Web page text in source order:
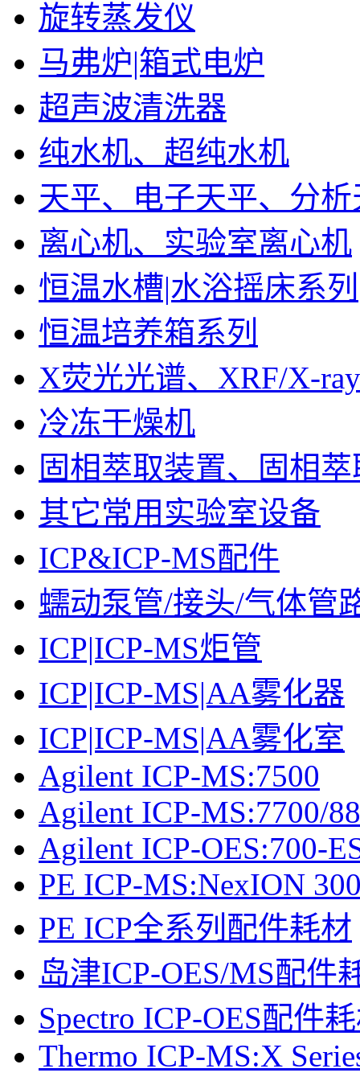
旋转蒸发仪
马弗炉|箱式电炉
超声波清洗器
纯水机、超纯水机
天平、电子天平、分析
离心机、实验室离心机
恒温水槽|水浴摇床系列
恒温培养箱系列
X荧光光谱、XRF/X-ray
冷冻干燥机
固相萃取装置、固相
其它常用实验室设备
ICP&ICP-MS配件
蠕动泵管/接头/气体管
ICP|ICP-MS炬管
ICP|ICP-MS|AA雾化器
ICP|ICP-MS|AA雾化室
Agilent ICP-MS:7500
Agilent ICP-MS:7700/
Agilent ICP-OES:700-
PE ICP-MS:NexION
PE ICP全系列配件耗材
岛津ICP-OES/MS配件
Spectro ICP-OES配件
Thermo ICP-MS:X